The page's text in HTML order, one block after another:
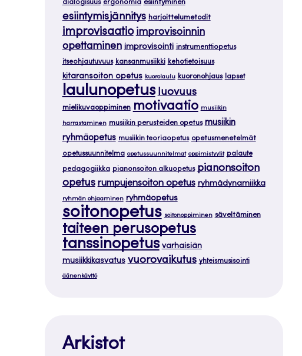
dialogisuus ergonomia esiintyminen
esiintymisjännitys harjoittelumetodit
improvisaatio improvisoinnin
opettaminen improvisointi instrumenttiopetus
itseohjautuvuus kansanmusiikki kehotietoisuus
kitaransoiton opetus kuorolaulu kuoronohjaus lapset
laulunopetus luovuus
mielikuvaoppiminen motivaatio musiikin
harrastaminen musiikin perusteiden opetus musiikin
ryhmäopetus musiikin teoriaopetus opetusmenetelmät
opetussuunnitelma opetussuunnitelmat oppimistyylit palaute
pedagogiikka pianonsoiton alkuopetus pianonsoiton
opetus rumpujensoiton opetus ryhmädynamiikka
ryhmän ohjaaminen ryhmäopetus
soitonopetus soitonoppiminen säveltäminen
taiteen perusopetus
tanssinopetus varhaisiän
musiikkikasvatus vuorovaikutus yhteismusisointi
äänenkäyttö
Arkistot